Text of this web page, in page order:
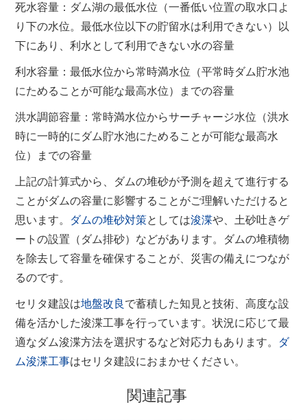
死水容量：ダム湖の最低水位（一番低い位置の取水口よ
り下の水位。最低水位以下の貯留水は利用できない）以
下にあり、利水として利用できない水の容量
利水容量：最低水位から常時満水位（平常時ダム貯水池
にためることが可能な最高水位）までの容量
洪水調節容量：常時満水位からサーチャージ水位（洪水
時に一時的にダム貯水池にためることが可能な最高水
位）までの容量
上記の計算式から、ダムの堆砂が予測を超えて進行する
ことがダムの容量に影響することがご理解いただけると
思います。 ダムの堆砂対策としては浚渫や、土砂吐きゲ
ートの設置（ダム排砂）などがあります。ダムの堆積物
を除去して容量を確保することが、災害の備えにつなが
るのです。
セリタ建設は地盤改良 で蓄積した知見と技術、高度な設
備を活かした浚渫工事を行っています。状況に応じて最
適なダム浚渫方法を選択するなど対応力もあります。 ダ
ム浚渫工事はセリタ建設におまかせください。
関連記事